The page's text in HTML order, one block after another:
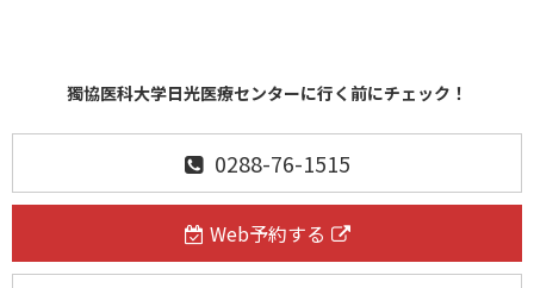
獨協医科大学日光医療センターに行く前にチェック！
0288-76-1515
Web予約する